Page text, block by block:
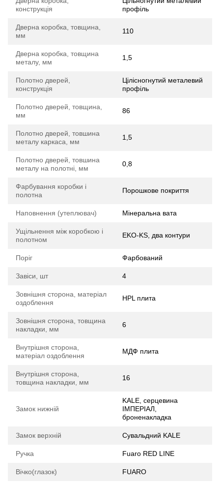
конструкція
профіль
Дверна коробка, товщина,
мм
110
Дверна коробка, товщина
металу, мм
1,5
Полотно дверей,
конструкція
Цілісногнутий металевий
профіль
Полотно дверей, товщина,
мм
86
Полотно дверей, товшина
металу каркаса, мм
1,5
Полотно дверей, товшина
металу на полотні, мм
0,8
Фарбування коробки і
полотна
Порошкове покриття
Наповнення (утеплювач) Мінеральна вата
Ущільнення між коробкою і
полотном
EKO-KS, два контури
Поріг Фарбований
Завіси, шт 4
Зовнішня сторона, матеріал
оздоблення
HPL плита
Зовнішня сторона, товщина
накладки, мм
6
Внутрішня сторона,
матеріал оздоблення
МДФ плита
Внутрішня сторона,
товщина накладки, мм
16
Замок нижній
KALE, серцевина
ІМПЕРІАЛ,
броненакладка
Замок верхній Сувальдний KALE
Ручка Fuaro RED LINE
Вічко(глазок) FUARO